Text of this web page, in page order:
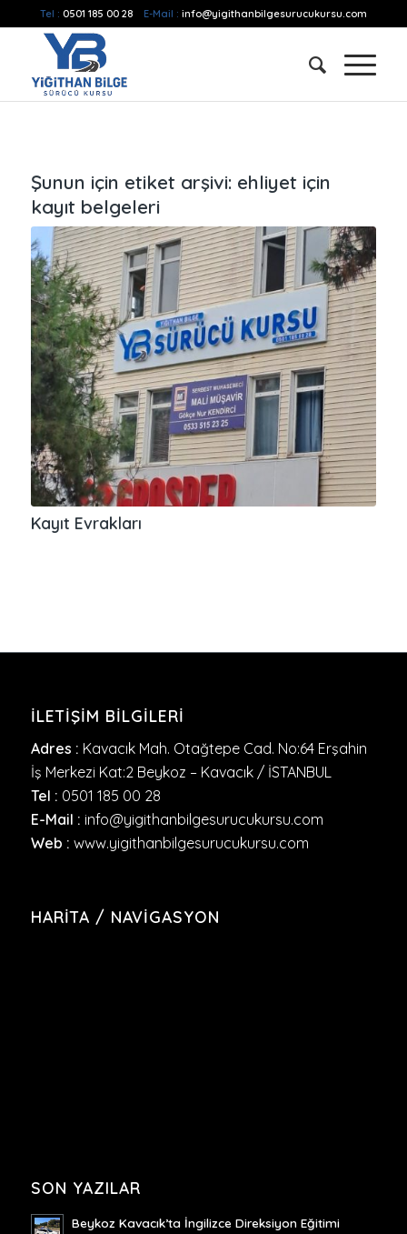
Tel : 0501 185 00 28 E-Mail : info@yigithanbilgesurucukursu.com
Şunun için etiket arşivi: ehliyet için
kayıt belgeleri
Kayıt Evrakları
İLETIŞIM BILGILERI
Adres : Kavacık Mah. Otağtepe Cad. No:64 Erşahin
İş Merkezi Kat:2 Beykoz – Kavacık / İSTANBUL
Tel : 0501 185 00 28
E-Mail : info@yigithanbilgesurucukursu.com
Web : www.yigithanbilgesurucukursu.com
HARITA / NAVIGASYON
SON YAZILAR
Beykoz Kavacık’ta İngilizce Direksiyon Eğitimi